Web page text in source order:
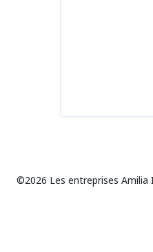
©2026 Les entreprises Amilia